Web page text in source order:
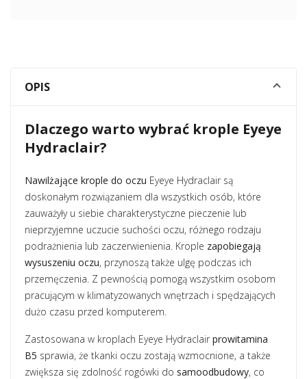
OPIS
Dlaczego warto wybrać krople Eyeye
Hydraclair?
Nawilżające krople do oczu Eyeye Hydraclair są
doskonałym rozwiązaniem dla wszystkich osób, które
zauważyły u siebie charakterystyczne pieczenie lub
nieprzyjemne uczucie suchości oczu, różnego rodzaju
podrażnienia lub zaczerwienienia. Krople zapobiegają
wysuszeniu oczu, przynoszą także ulgę podczas ich
przemęczenia. Z pewnością pomogą wszystkim osobom
pracującym w klimatyzowanych wnętrzach i spędzających
dużo czasu przed komputerem.
Zastosowana w kroplach Eyeye Hydraclair prowitamina
B5 sprawia, że tkanki oczu zostają wzmocnione, a także
zwiększa się zdolność rogówki do samoodbudowy, co